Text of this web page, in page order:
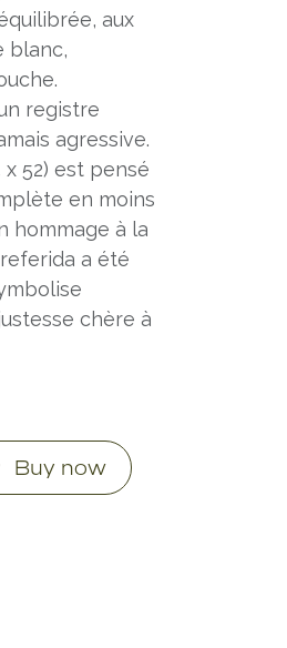
aux
blanc,
registre
agressive.
52) est pensé
en moins
hommage à la
a été
chère à
Buy now